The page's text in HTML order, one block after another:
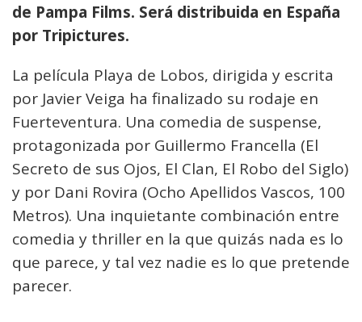
de Pampa Films. Será distribuida en España
por Tripictures.
La película Playa de Lobos, dirigida y escrita
por Javier Veiga ha finalizado su rodaje en
Fuerteventura. Una comedia de suspense,
protagonizada por Guillermo Francella (El
Secreto de sus Ojos, El Clan, El Robo del Siglo)
y por Dani Rovira (Ocho Apellidos Vascos, 100
Metros). Una inquietante combinación entre
comedia y thriller en la que quizás nada es lo
que parece, y tal vez nadie es lo que pretende
parecer.